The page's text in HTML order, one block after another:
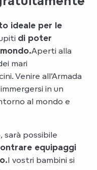
ideale per le
di poter
Aperti alla
mari
Venire all’Armada
in un
al mondo e
sarà possibile
equipaggi
I vostri bambini si